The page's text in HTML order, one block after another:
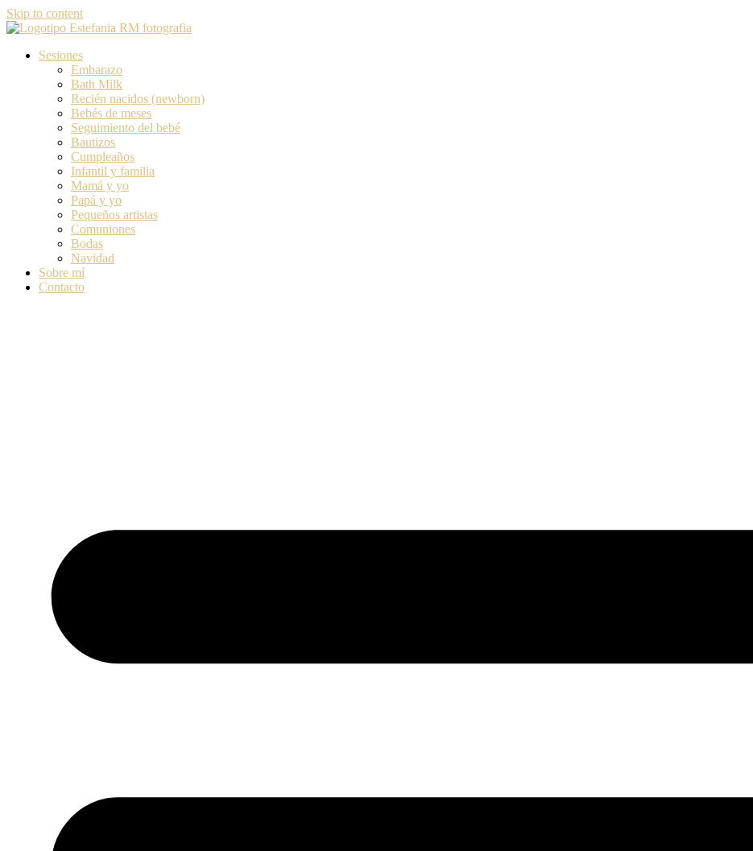
Skip to content
Sesiones
Embarazo
Bath Milk
Recién nacidos (newborn)
Bebés de meses
Seguimiento del bebé
Bautizos
Cumpleaños
Infantil y familia
Mamá y yo
Papá y yo
Pequeños artistas
Comuniones
Bodas
Navidad
Sobre mí
Contacto